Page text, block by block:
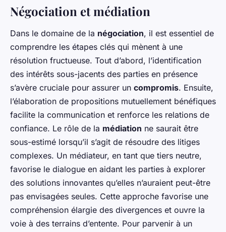
Négociation et médiation
Dans le domaine de la négociation, il est essentiel de
comprendre les étapes clés qui mènent à une
résolution fructueuse. Tout d’abord, l’identification
des intérêts sous-jacents des parties en présence
s’avère cruciale pour assurer un compromis. Ensuite,
l’élaboration de propositions mutuellement bénéfiques
facilite la communication et renforce les relations de
confiance. Le rôle de la médiation ne saurait être
sous-estimé lorsqu’il s’agit de résoudre des litiges
complexes. Un médiateur, en tant que tiers neutre,
favorise le dialogue en aidant les parties à explorer
des solutions innovantes qu’elles n’auraient peut-être
pas envisagées seules. Cette approche favorise une
compréhension élargie des divergences et ouvre la
voie à des terrains d’entente. Pour parvenir à un